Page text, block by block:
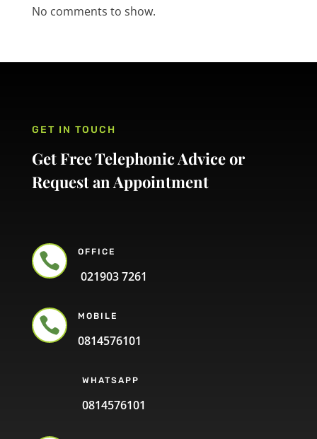
No comments to show.
GET IN TOUCH
Get Free Telephonic Advice or
Request an Appointment
 OFFICE
021903 7261
 MOBILE
0814576101
WHATSAPP
0814576101